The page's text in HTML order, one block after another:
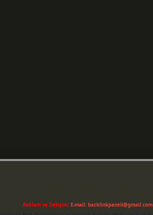
Reklam ve İletişim: E-mail: backlinkpaneli@gmail.com